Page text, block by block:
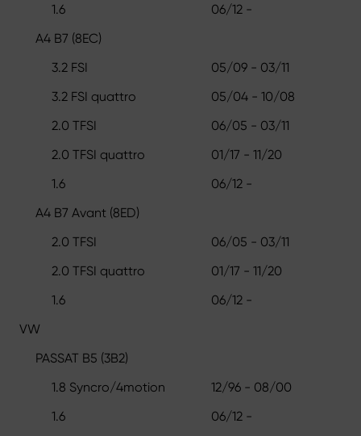
1.6
06/12 -
A4 B7 (8EC)
3.2 FSI
05/09 - 03/11
3.2 FSI quattro
05/04 - 10/08
2.0 TFSI
06/05 - 03/11
2.0 TFSI quattro
01/17 - 11/20
1.6
06/12 -
A4 B7 Avant (8ED)
2.0 TFSI
06/05 - 03/11
2.0 TFSI quattro
01/17 - 11/20
1.6
06/12 -
VW
PASSAT B5 (3B2)
1.8 Syncro/4motion
12/96 - 08/00
1.6
06/12 -